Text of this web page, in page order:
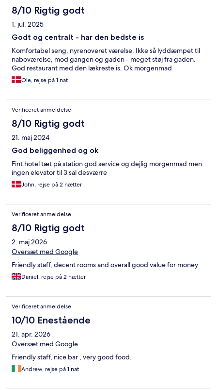
8/10 Rigtig godt
1. jul. 2025
Godt og centralt - har den bedste is
Komfortabel seng, nyrenoveret værelse. Ikke så lyddæmpet til
naboværelse, mod gangen og gaden - meget støj fra gaden.
God restaurant med den lækreste is. Ok morgenmad
Ole, rejse på 1 nat
Verificeret anmeldelse
8/10 Rigtig godt
21. maj 2024
God beliggenhed og ok
Fint hotel tæt på station god service og dejlig morgenmad men
ingen elevator til 3 sal desværre
John, rejse på 2 nætter
Verificeret anmeldelse
8/10 Rigtig godt
2. maj 2026
Oversæt med Google
Friendly staff, decent rooms and overall good value for money
Daniel, rejse på 2 nætter
Verificeret anmeldelse
10/10 Enestående
21. apr. 2026
Oversæt med Google
Friendly staff, nice bar , very good food.
Andrew, rejse på 1 nat